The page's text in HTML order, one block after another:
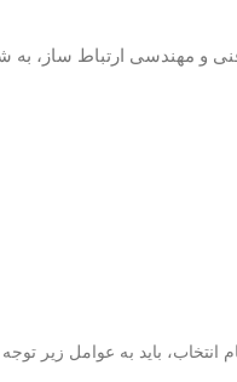
فنی و مهندسی ارتباط ساز، به
باید به عوامل زیر توجه